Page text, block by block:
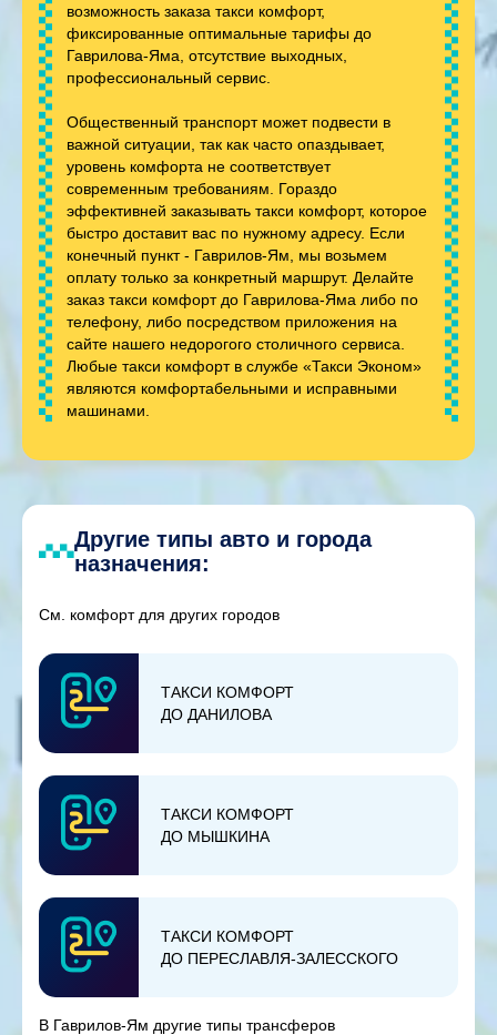
возможность заказа такси комфорт,
фиксированные оптимальные тарифы до
Гаврилова-Яма, отсутствие выходных,
профессиональный сервис.
Общественный транспорт может подвести в
важной ситуации, так как часто опаздывает,
уровень комфорта не соответствует
современным требованиям. Гораздо
эффективней заказывать такси комфорт, которое
быстро доставит вас по нужному адресу. Если
конечный пункт - Гаврилов-Ям, мы возьмем
оплату только за конкретный маршрут. Делайте
заказ такси комфорт до Гаврилова-Яма либо по
телефону, либо посредством приложения на
сайте нашего недорогого столичного сервиса.
Любые такси комфорт в службе «Такси Эконом»
являются комфортабельными и исправными
машинами.
Другие типы авто и города
назначения:
См. комфорт для других городов
ТАКСИ КОМФОРТ
ДО ДАНИЛОВА
ТАКСИ КОМФОРТ
ДО МЫШКИНА
ТАКСИ КОМФОРТ
ДО ПЕРЕСЛАВЛЯ-ЗАЛЕССКОГО
В Гаврилов-Ям другие типы трансферов